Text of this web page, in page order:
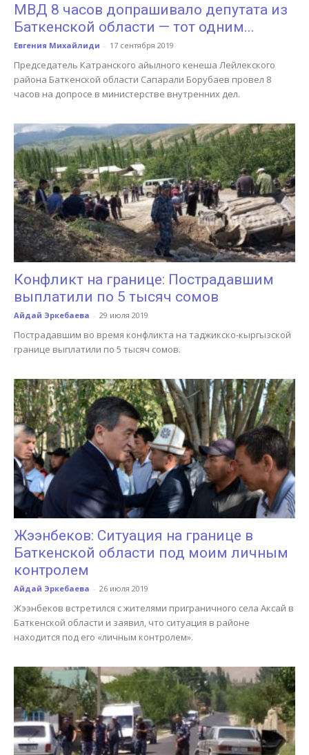
МВД 8 часов допрашивало депутата из
Баткенской области — тот одним...
Евгения Михайлиди - 17 сентября 2019
Председатель Катранского айылного кенеша Лейлекского
района Баткенской области Сапарали Борубаев провел 8
часов на допросе в министерстве внутренних дел.
Конфликт на границе: Пострадавшим
выплатили по 5 тысяч сомов
Айдай Эркебаева - 29 июля 2019
Пострадавшим во время конфликта на таджикско-кыргызской
границе выплатили по 5 тысяч сомов.
Жээнбеков: Ситуация на границе в
Баткенской области под моим личным
контролем
Айдай Эркебаева - 26 июля 2019
Жээнбеков встретился с жителями приграничного села Аксай в
Баткенской области и заявил, что ситуация в районе
находится под его «личным контролем».